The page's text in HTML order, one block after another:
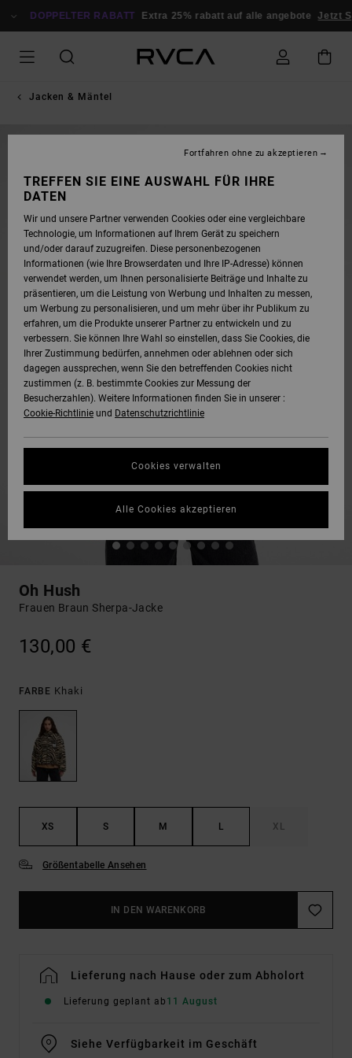
ZUR
DOPPELTER RABATT Extra 25% rabatt auf alle angebote Jetzt
Jacken & Mäntel
Oh Hush
Frauen Braun Sherpa-Jacke
130,00 €
FARBE Khaki
XS S M L XL
Größentabelle Ansehen
IN DEN WARENKORB
Lieferung nach Hause oder zum Abholort
Lieferung geplant ab 11 August
Siehe Verfügbarkeit im Geschäft
TREFFEN SIE EINE AUSWAHL FÜR IHRE
DATEN
Wir und unsere Partner verwenden Cookies oder eine vergleichbare
Technologie, um Informationen auf Ihrem Gerät zu speichern
und/oder darauf zuzugreifen. Diese personenbezogenen
Informationen (wie Ihre Browserdaten und Ihre IP-Adresse) können
verwendet werden, um Ihnen personalisierte Beiträge und Inhalte zu
präsentieren, um die Leistung von Werbung und Inhalten zu messen,
um Werbung zu personalisieren, und um mehr über ihr Publikum zu
erfahren, um die Produkte unserer Partner zu entwickeln und zu
verbessern. Sie können Ihre Wahl so einstellen, dass Sie Cookies, die
Ihrer Zustimmung bedürfen, annehmen oder ablehnen oder sich
dagegen aussprechen, wenn Sie den betreffenden Cookies nicht
zustimmen (z. B. bestimmte Cookies zur Messung der
Besucherzahlen). Weitere Informationen finden Sie in unserer :
Cookie-Richtlinie und Datenschutzrichtlinie
Cookies verwalten
Fortfahren ohne zu akzeptieren
Alle Cookies akzeptieren